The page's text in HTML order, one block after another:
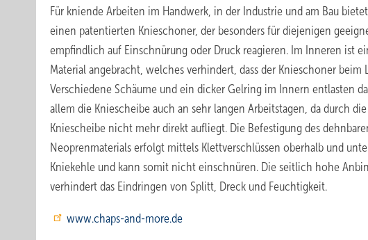
Für kniende Arbeiten im Handwerk, in der Industrie und am Bau
einen patentierten Knieschoner, der besonders für diejenigen
empfindlich auf Einschnürung oder Druck reagieren. Im Inneren ist
Material angebracht, welches verhindert, dass der Knieschoner beim
Verschiedene Schäume und ein dicker Gelring im Innern entlasten
allem die Kniescheibe auch an sehr langen Arbeitstagen, da durch
Kniescheibe nicht mehr direkt aufliegt. Die Befestigung des
Neoprenmaterials erfolgt mittels Klettverschlüssen oberhalb und
Kniekehle und kann somit nicht einschnüren. Die seitlich hohe
verhindert das Eindringen von Splitt, Dreck und Feuchtigkeit.
www.chaps-and-more.de